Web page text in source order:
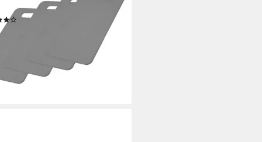
(4-St)
(4)
€
- in 2-3 Werktagen bei dir